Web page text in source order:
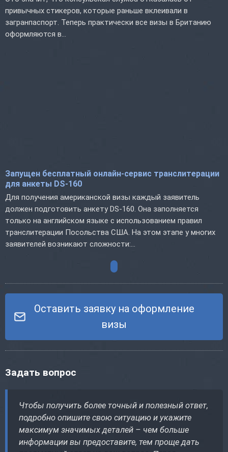
привычных стикеров, которые раньше вклеивали в
загранпаспорт. Теперь практически все визы в Британию
оформляются в...
Запущен бесплатный онлайн-сервис транслитерации
для анкеты DS-160
Для получения американской визы каждый заявитель
должен подготовить анкету DS-160. Она заполняется
только на английском языке с использованием правил
транслитерации Посольства США. На этом этапе у многих
заявителей возникают сложности:...
Оставить заявку на оформление
визы
Задать вопрос
Чтобы получить более точный и полезный ответ,
подробно опишите свою ситуацию и укажите
максимум значимых деталей – чем больше
информации вы предоставите, тем проще дать